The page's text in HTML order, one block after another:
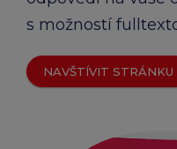
s možností
NAVŠTÍVIT STRÁNKU